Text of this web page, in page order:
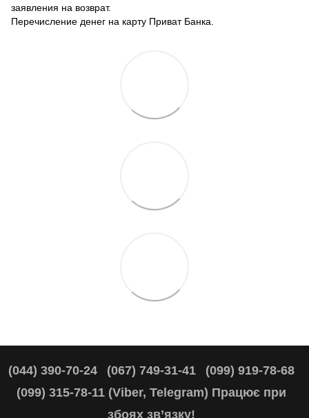
заявления на возврат.
Перечисление денег на карту Приват Банка.
(044) 390-70-24 (067) 749-31-41
(099) 919-78-68
(099) 315-78-11 (Viber, Telegram) Працює при
збоях зв’язку!